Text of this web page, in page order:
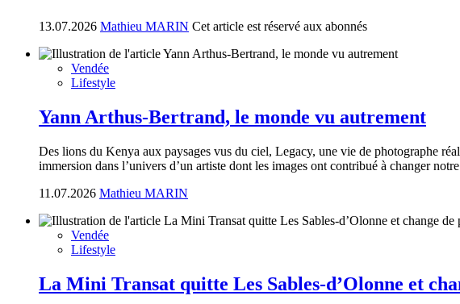
13.07.2026 Mathieu MARIN Cet article est réservé aux abonnés
Vendée
Lifestyle
Yann Arthus-Bertrand, le monde vu autrement
Des lions du Kenya aux paysages vus du ciel, Legacy, une vie de photographe
immersion dans l’univers d’un artiste dont les images ont contribué à changer
11.07.2026 Mathieu MARIN
Vendée
Lifestyle
La Mini Transat quitte Les Sables-d’Olonne et